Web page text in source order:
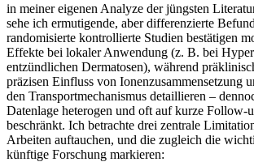
in meiner​ eigenen Analyze der jüngsten
sehe ich ermutigende, aber differenzierte
randomisierte kontrollierte Studien bestätigen⁣
Effekte bei lokaler Anwendung (z. B. bei
entzündlichen Dermatosen), während
präzisen ⁤Einfluss von Ionenzusammensetzung
den Transportmechanismus detaillieren –
Datenlage heterogen und⁤ oft auf‌ kurze
⁣beschränkt. Ich betrachte drei zentrale
Arbeiten auftauchen, ⁢und die ‍zugleich die
künftige Forschung markieren: